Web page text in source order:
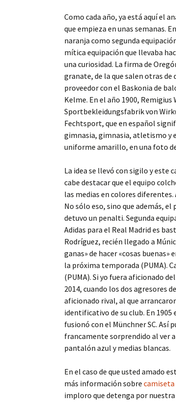
Como cada año, ya está aquí el
que empieza en unas semanas.
naranja como segunda
mítica equipación que llevaba
una curiosidad. La firma de
granate, de la que salen otras
proveedor con el Baskonia de
Kelme. En el año 1900,
Sportbekleidungsfabrik von
Fechtsport, que en español
gimnasia, gimnasia, atletismo y
uniforme amarillo, en una foto de
La idea se llevó con sigilo y este
cabe destacar que el equipo
las medias en colores diferentes.
No sólo eso, sino que además,
detuvo un penalti. Segunda
Adidas para el Real Madrid es
Rodríguez, recién llegado a
ganas» de hacer «cosas
la próxima temporada (PUMA).
(PUMA). Si yo fuera aficionado
2014, cuando los dos agresores
aficionado rival, al que
identificativo de su club. En
fusionó con el Münchner SC. Así
francamente sorprendido al ver
pantalón azul y medias blancas.
En el caso de que usted amado
más información sobre camiseta
imploro que detenga por nuestra